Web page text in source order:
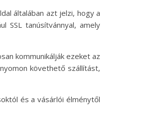
általában azt jelzi, hogy a
SSL tanúsítvánnyal, amely
kommunikálják ezeket az
követhető szállítást,
és a vásárlói élménytől